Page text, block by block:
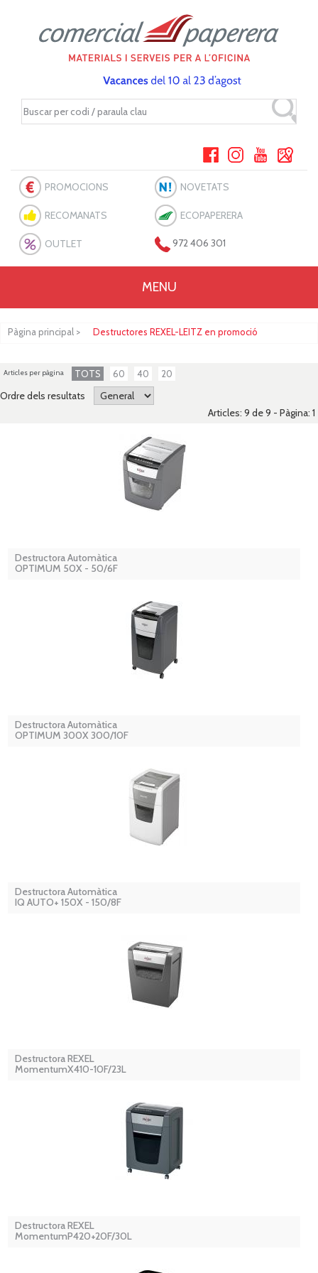
PROMOCIONS NOVETATS
RECOMANATS ECOPAPERERA
OUTLET 972 406 301
MENU
Pàgina principal > Destructores REXEL-LEITZ en promoció
Articles per pàgina TOTS 60 40 20
Ordre dels resultats
Articles: 9 de 9 - Pàgina: 1
Destructora Automàtica
OPTIMUM 50X - 50/6F
Destructora Automàtica
OPTIMUM 300X 300/10F
Destructora Automàtica
IQ AUTO+ 150X - 150/8F
Destructora REXEL
MomentumX410-10F/23L
Destructora REXEL
MomentumP420+20F/30L